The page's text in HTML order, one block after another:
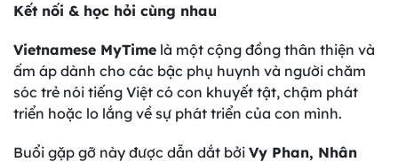
Kết nối & học hỏi cùng nhau
Vietnamese MyTime là một cộng đồng thân thiện và
ấm áp dành cho các bậc phụ huynh và người chăm
sóc trẻ nói tiếng Việt có con khuyết tật, chậm phát
triển hoặc lo lắng về sự phát triển của con mình.
Buổi gặp gỡ này được dẫn dắt bởi Vy Phan, Nhân